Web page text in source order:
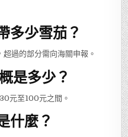
多少雪茄？
過的部分需向海關申報。
是多少？
元至100元之間。
什麼？